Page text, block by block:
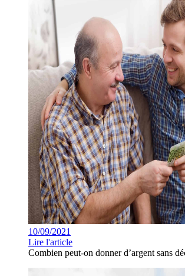
10/09/2021
Lire l'article
Combien peut-on donner d’argent sans